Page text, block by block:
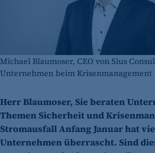
Michael Blaumoser, CEO von Sius
Unternehmen beim Krisenmanagement
Herr Blaumoser, Sie beraten
Themen Sicherheit und
Stromausfall Anfang Januar hat
Unternehmen überrascht. Sind